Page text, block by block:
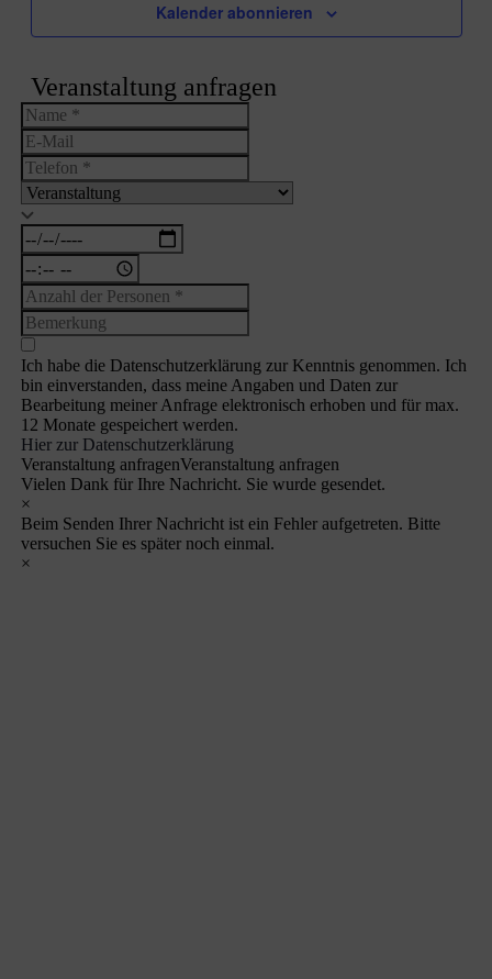
Kalender abonnieren
Veranstaltung anfragen
Ich habe die Datenschutzerklärung zur Kenntnis genommen. Ich
bin einverstanden, dass meine Angaben und Daten zur
Bearbeitung meiner Anfrage elektronisch erhoben und für max.
12 Monate gespeichert werden.
Hier zur Datenschutzerklärung
Veranstaltung anfragenVeranstaltung anfragen
Vielen Dank für Ihre Nachricht. Sie wurde gesendet.
×
Beim Senden Ihrer Nachricht ist ein Fehler aufgetreten. Bitte
versuchen Sie es später noch einmal.
×